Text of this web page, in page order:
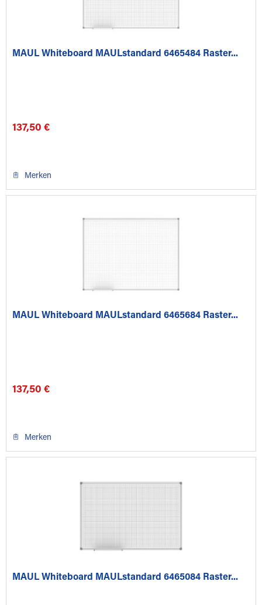
MAUL Whiteboard MAULstandard 6465484 Raster...
137,50 €
Merken
MAUL Whiteboard MAULstandard 6465684 Raster...
137,50 €
Merken
MAUL Whiteboard MAULstandard 6465084 Raster...